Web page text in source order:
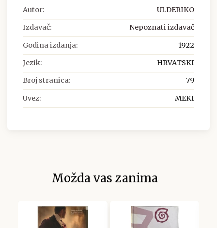
Autor: ULDERIKO
Izdavač: Nepoznati izdavač
Godina izdanja: 1922
Jezik: HRVATSKI
Broj stranica: 79
Uvez: MEKI
Možda vas zanima